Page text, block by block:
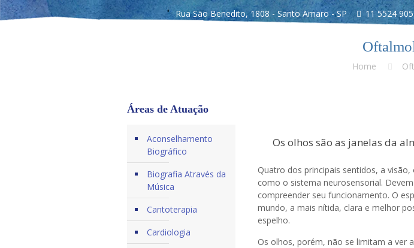
Rua São Benedito, 1808 - Santo Amaro - SP 11 5524
Home
Os olhos são as janelas da
Quatro dos principais sentidos, a
como o sistema neurosensorial.
compreender seu funcionamento. O
mundo, a mais nítida, clara e melhor
espelho.
Os olhos, porém, não se limitam a ver
Áreas de Atuação
Aconselhamento
Biográfico
Biografia Através da
Música
Cantoterapia
Cardiologia